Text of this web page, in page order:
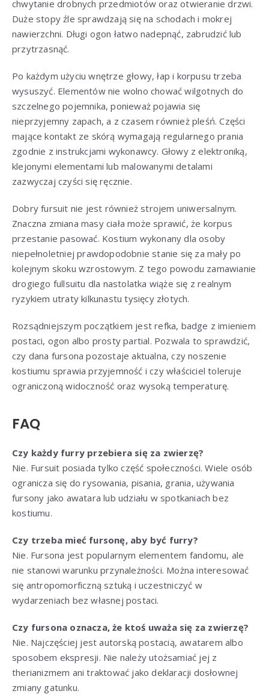
chwytanie drobnych przedmiotów oraz otwieranie drzwi.
Duże stopy źle sprawdzają się na schodach i mokrej
nawierzchni. Długi ogon łatwo nadepnąć, zabrudzić lub
przytrzasnąć.
Po każdym użyciu wnętrze głowy, łap i korpusu trzeba
wysuszyć. Elementów nie wolno chować wilgotnych do
szczelnego pojemnika, ponieważ pojawia się
nieprzyjemny zapach, a z czasem również pleśń. Części
mające kontakt ze skórą wymagają regularnego prania
zgodnie z instrukcjami wykonawcy. Głowy z elektroniką,
klejonymi elementami lub malowanymi detalami
zazwyczaj czyści się ręcznie.
Dobry fursuit nie jest również strojem uniwersalnym.
Znaczna zmiana masy ciała może sprawić, że korpus
przestanie pasować. Kostium wykonany dla osoby
niepełnoletniej prawdopodobnie stanie się za mały po
kolejnym skoku wzrostowym. Z tego powodu zamawianie
drogiego fullsuitu dla nastolatka wiąże się z realnym
ryzykiem utraty kilkunastu tysięcy złotych.
Rozsądniejszym początkiem jest refka, badge z imieniem
postaci, ogon albo prosty partial. Pozwala to sprawdzić,
czy dana fursona pozostaje aktualna, czy noszenie
kostiumu sprawia przyjemność i czy właściciel toleruje
ograniczoną widoczność oraz wysoką temperaturę.
FAQ
Czy każdy furry przebiera się za zwierzę?
Nie. Fursuit posiada tylko część społeczności. Wiele osób
ogranicza się do rysowania, pisania, grania, używania
fursony jako awatara lub udziału w spotkaniach bez
kostiumu.
Czy trzeba mieć fursonę, aby być furry?
Nie. Fursona jest popularnym elementem fandomu, ale
nie stanowi warunku przynależności. Można interesować
się antropomorficzną sztuką i uczestniczyć w
wydarzeniach bez własnej postaci.
Czy fursona oznacza, że ktoś uważa się za zwierzę?
Nie. Najczęściej jest autorską postacią, awatarem albo
sposobem ekspresji. Nie należy utożsamiać jej z
therianizmem ani traktować jako deklaracji dosłownej
zmiany gatunku.